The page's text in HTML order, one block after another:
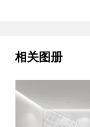
相关图册